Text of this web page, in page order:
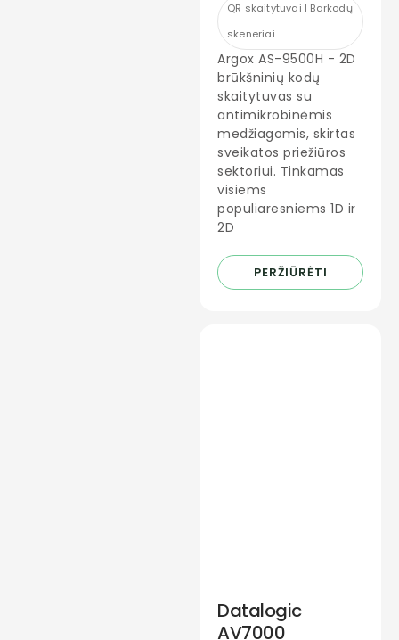
QR skaitytuvai | Barkodų
skeneriai
Argox AS-9500H - 2D
brūkšninių kodų
skaitytuvas su
antimikrobinėmis
medžiagomis, skirtas
sveikatos priežiūros
sektoriui. Tinkamas
visiems
populiaresniems 1D ir
2D
PERŽIŪRĖTI
Datalogic
AV7000